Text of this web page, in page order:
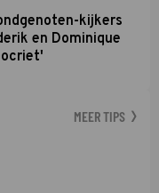
kijkers
en Dominique
MEER TIPS